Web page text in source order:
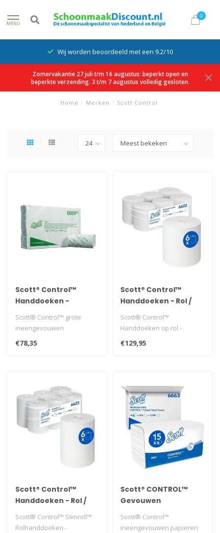
MENU
0
Wij worden beoordeeld met een 9.2/10
Zomervakantie 27 juli t/m 16 augustus: beperkt open en
beperkte verzending. 3 t/m 7 augustus volledig gesloten.
Home / Merken / Scott Control
Scott® Control™
Handdoeken -
Gevouwen / Wit
/Large
Scott® Control™ grote
ineengevouwen
handdoeken - meermaals
€78,35
Scott® Control™
Handdoeken - Rol /
Scott® Control™
Handdoeken op rol -
Papieren handdoeken voor
€129,95
Scott® Control™
Handdoeken - Rol /
Scott® Control™ Slimroll™
Rolhanddoeken -
Scott® CONTROL™
Gevouwen
Scott® Control™
ineengevouwen papieren